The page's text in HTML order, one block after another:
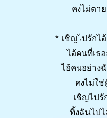
คงไม่ตา
* เชิญไปรักไ
ไอ้คนที่เธ
ไอ้คนอย่าง
คงไม่ใ
เชิญไปรั
ทิ้งฉันไป